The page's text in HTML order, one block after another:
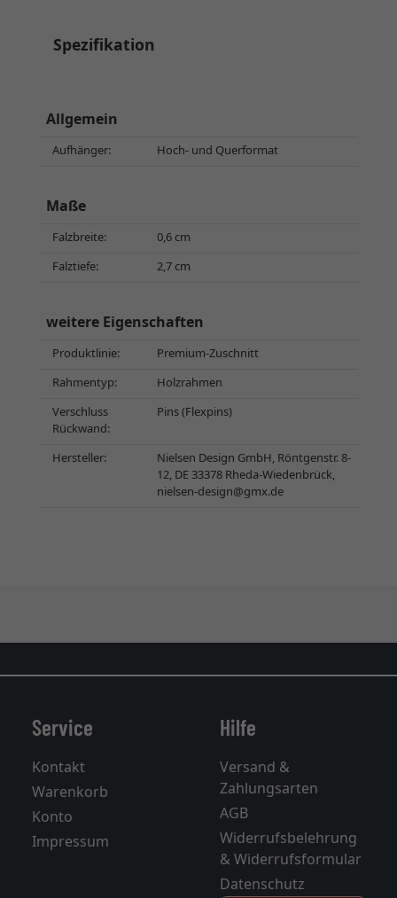
Spezifikation
Allgemein
Aufhänger: Hoch- und Querformat
Maße
Falzbreite:
0,6 cm
Falztiefe:
2,7 cm
weitere Eigenschaften
Produktlinie:
Premium-Zuschnitt
Rahmentyp:
Holzrahmen
Verschluss
Rückwand:
Pins (Flexpins)
Hersteller:
Nielsen Design GmbH, Röntgenstr. 8-
12, DE 33378 Rheda-Wiedenbrück,
nielsen-design@gmx.de
Service
Kontakt
Warenkorb
Konto
Impressum
Hilfe
Versand &
Zahlungsarten
AGB
Widerrufsbelehrung
& Widerrufsformular
Datenschutz